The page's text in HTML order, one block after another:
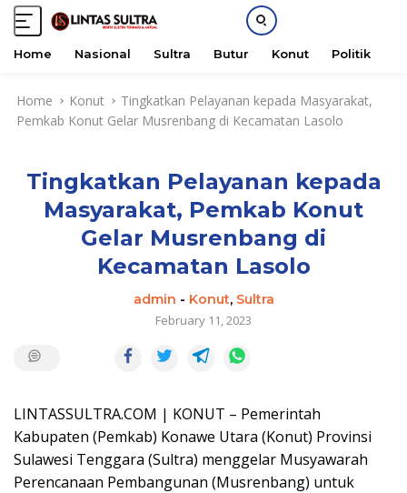
Home Nasional Sultra Butur Konut Politik
Home Konut
Tingkatkan Pelayanan kepada Masyarakat,
Pemkab Konut Gelar Musrenbang di Kecamatan Lasolo
Tingkatkan Pelayanan kepada
Masyarakat, Pemkab Konut
Gelar Musrenbang di
Kecamatan Lasolo
admin - Konut, Sultra
February 11, 2023
LINTASSULTRA.COM | KONUT – Pemerintah
Kabupaten (Pemkab) Konawe Utara (Konut) Provinsi
Sulawesi Tenggara (Sultra) menggelar Musyawarah
Perencanaan Pembangunan (Musrenbang) untuk